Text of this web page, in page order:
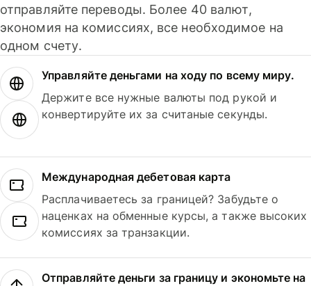
отправляйте переводы. Более 40 валют,
экономия на комиссиях, все необходимое на
одном счету.
Управляйте деньгами на ходу по всему миру.
Держите все нужные валюты под рукой и
конвертируйте их за считаные секунды.
Международная дебетовая карта
Расплачиваетесь за границей? Забудьте о
наценках на обменные курсы, а также высоких
комиссиях за транзакции.
Отправляйте деньги за границу и экономьте на